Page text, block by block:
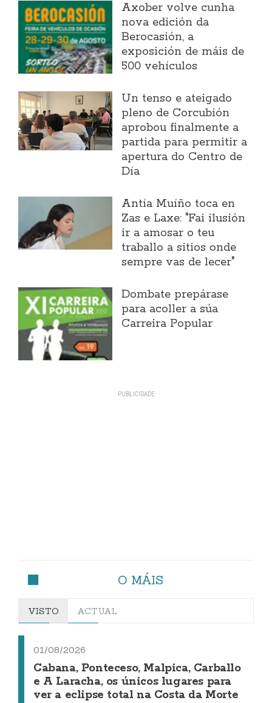
Axober volve cunha
nova edición da
Berocasión, a
exposición de máis de
500 vehículos
Un tenso e ateigado
pleno de Corcubión
aprobou finalmente a
partida para permitir a
apertura do Centro de
Día
Antía Muíño toca en
Zas e Laxe: "Fai ilusión
ir a amosar o teu
traballo a sitios onde
sempre vas de lecer"
Dombate prepárase
para acoller a súa
Carreira Popular
O MÁIS
VISTO ACTUAL
01/08/2026
Cabana, Ponteceso, Malpica, Carballo
e A Laracha, os únicos lugares para
ver a eclipse total na Costa da Morte